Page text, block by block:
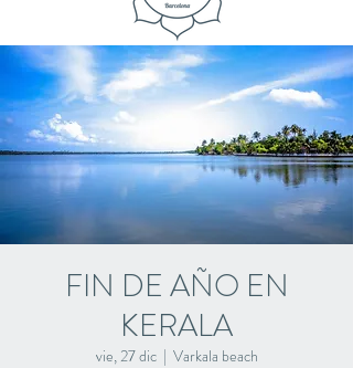
FIN DE AÑO EN
KERALA
vie, 27 dic
  |
Varkala beach